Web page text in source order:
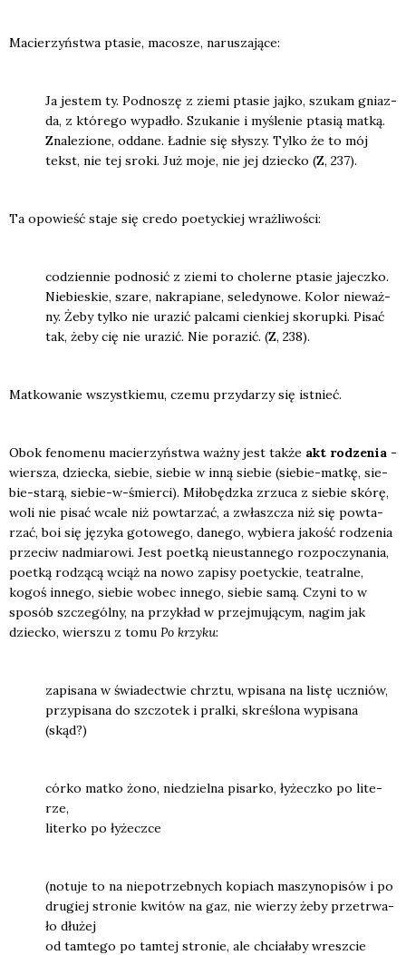
Macie­rzyń­stwa pta­sie, maco­sze, naru­sza­ją­ce:
Ja jestem ty. Pod­no­szę z zie­mi pta­sie jaj­ko, szu­kam gniaz­
da, z któ­re­go wypa­dło. Szu­ka­nie i myśle­nie pta­sią mat­ką.
Zna­le­zio­ne, odda­ne. Ład­nie się sły­szy. Tyl­ko że to mój
tekst, nie tej sro­ki. Już moje, nie jej dziec­ko (Z, 237).
Ta opo­wieść sta­je się cre­do poetyc­kiej wraż­li­wo­ści:
codzien­nie pod­no­sić z zie­mi to cho­ler­ne pta­sie jajecz­ko.
Nie­bie­skie, sza­re, nakra­pia­ne, sele­dy­no­we. Kolor nie­waż­
ny. Żeby tyl­ko nie ura­zić pal­ca­mi cien­kiej sko­rup­ki. Pisać
tak, żeby cię nie ura­zić. Nie pora­zić. (Z, 238).
Mat­ko­wa­nie wszyst­kie­mu, cze­mu przy­da­rzy się ist­nieć.
Obok feno­me­nu macie­rzyń­stwa waż­ny jest tak­że akt rodze­nia -
wier­sza, dziec­ka, sie­bie, sie­bie w inną sie­bie (sie­bie-mat­kę, sie­
bie-sta­rą, sie­bie-w-śmier­ci). Miło­będz­ka zrzu­ca z sie­bie skó­rę,
woli nie pisać wca­le niż powta­rzać, a zwłasz­cza niż się powta­
rzać, boi się języ­ka goto­we­go, dane­go, wybie­ra jakość rodze­nia
prze­ciw nad­mia­ro­wi. Jest poet­ką nie­ustan­ne­go roz­po­czy­na­nia,
poet­ką rodzą­cą wciąż na nowo zapi­sy poetyc­kie, teatral­ne,
kogoś inne­go, sie­bie wobec inne­go, sie­bie samą. Czy­ni to w
spo­sób szcze­gól­ny, na przy­kład w przej­mu­ją­cym, nagim jak
dziec­ko, wier­szu z tomu Po krzy­ku:
zapi­sa­na w świa­dec­twie chrztu, wpi­sa­na na listę uczniów,
przy­pi­sa­na do szczo­tek i pral­ki, skre­ślo­na wypi­sa­na
(skąd?)
cór­ko mat­ko żono, nie­dziel­na pisar­ko, łyżecz­ko po lite­
rze,
liter­ko po łyżecz­ce
(notu­je to na nie­po­trzeb­nych kopiach maszy­no­pi­sów i po
dru­giej stro­nie kwi­tów na gaz, nie wie­rzy żeby prze­trwa­
ło dłu­żej
od tam­te­go po tam­tej stro­nie, ale chcia­ła­by wresz­cie